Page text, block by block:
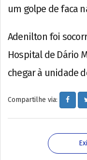
um golpe de faca
Adenilton foi
Hospital de Dário
chegar à unidade
Compartilhe via: